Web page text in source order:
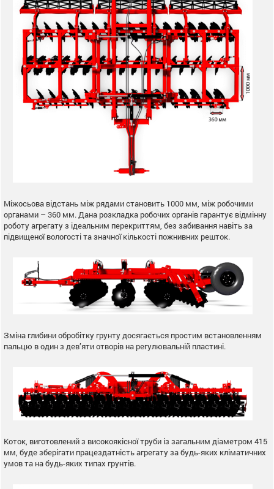
Міжосьова відстань між рядами становить 1000 мм, між робочими
органами – 360 мм. Дана розкладка робочих органів гарантує відмінну
роботу агрегату з ідеальним перекриттям, без забивання навіть за
підвищеної вологості та значної кількості пожнивних решток.
Зміна глибини обробітку грунту досягається простим встановленням
пальцю в один з дев’яти отворів на регулювальній пластині.
Коток, виготовлений з високоякісної труби із загальним діаметром 415
мм, буде зберігати працездатність агрегату за будь-яких кліматичних
умов та на будь-яких типах грунтів.